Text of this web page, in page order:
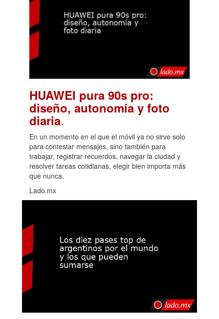
HUAWEI pura 90s pro:
diseño, autonomía y foto
diaria.
En un momento en el que el móvil ya no sirve solo
para contestar mensajes, sino también para
trabajar, registrar recuerdos, navegar la ciudad y
resolver tareas cotidianas, elegir bien importa más
que nunca.
Lado.mx